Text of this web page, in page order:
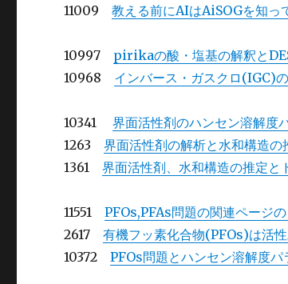
11009教える前にAIはAiSOGを知っ
10997 pirikaの酸・塩基の解釈と
10968 インバース・ガスクロ(IGC)
10341界面活性剤のハンセン溶解度
1263界面活性剤の解析と水和構造の
1361界面活性剤、水和構造の推定
11551PFOs,PFAs問題の関連ページ
2617有機フッ素化合物(PFOs)は活
10372PFOs問題とハンセン溶解度パ